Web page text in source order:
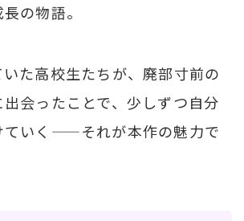
の物語。
た高校生たちが、廃部寸前の
会ったことで、少しずつ自分
ていく——それが本作の魅力で